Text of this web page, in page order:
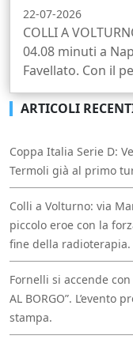
22-07-2026
COLLI A
04.08 minuti a
Favellato. Con il
ARTICOLI
Coppa Italia Serie D:
Termoli già al primo
Colli a Volturno: via
piccolo eroe con la
fine della radioterapia.
Fornelli si accende
AL BORGO”.
stampa.